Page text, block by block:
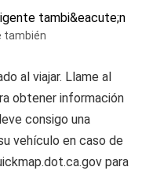
también
al viajar. Llame al
obtener información
consigo una
vehículo en caso de
para